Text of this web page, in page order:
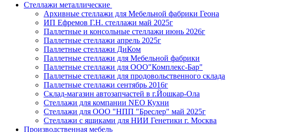
Стеллажи металлические
Архивные стеллажи для Мебельной фабрики Геона
ИП Ефремов Г.Н. стеллажи май 2025г
Паллетные и консольные стеллажи июнь 2026г
Паллетные стеллажи апрель 2025г
Паллетные стеллажи ДиКом
Паллетные стеллажи для Мебельной фабрики
Паллетные стеллажи для ООО"Комплекс-Бар"
Паллетные стеллажи для продовольственного склада
Паллетные стеллажи сентябрь 2016г
Склад-магазин автозапчастей в г.Йошкар-Ола
Стеллажи для компании NEO Кухни
Стеллажи для ООО "НПП "Бреслер" май 2025г
Стеллажи с ящиками для НИИ Генетики г. Москва
Производственная мебель